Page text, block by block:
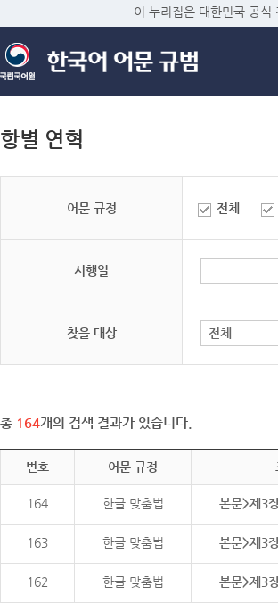
이 누리집은 대한민국 공식
항별 연혁
어문 규정 전체
시행일
찾을 대상
총 164개의 검색 결과가 있습니다.
번호 어문 규정
164 한글 맞춤법 본문>제3
163 한글 맞춤법 본문>제3
162 한글 맞춤법 본문>제3